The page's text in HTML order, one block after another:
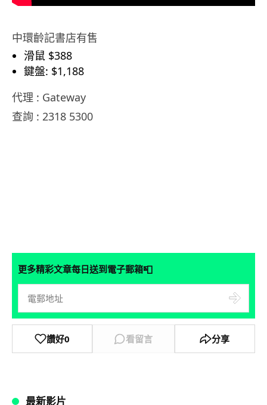
中環齡記書店有售
滑鼠 $388
鍵盤: $1,188
代理 : Gateway
查詢 : 2318 5300
更多精彩文章每日送到電子郵箱📮
讚好0 看留言 分享
最新影片